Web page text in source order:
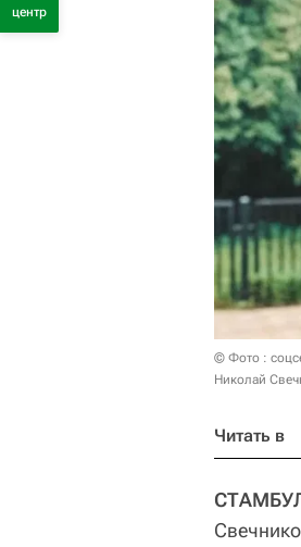
© Фото :
Николай
Читать в
центр